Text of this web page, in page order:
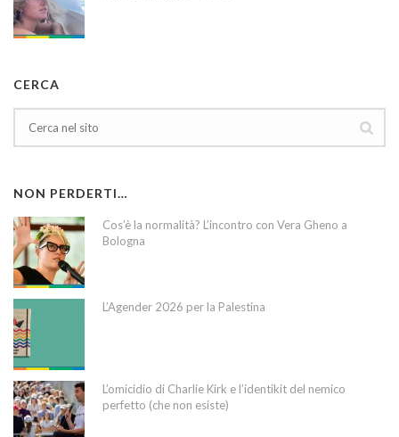
CERCA
NON PERDERTI…
Cos’è la normalità? L’incontro con Vera Gheno a
Bologna
L’Agender 2026 per la Palestina
L’omicidio di Charlie Kirk e l’identikit del nemico
perfetto (che non esiste)